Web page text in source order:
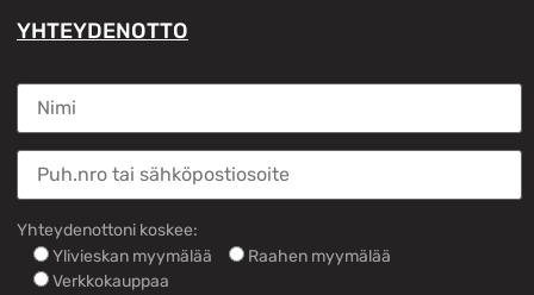
YHTEYDENOTTO
Yhteydenottoni koskee:
Ylivieskan myymälää
Raahen myymälää
Verkkokauppaa